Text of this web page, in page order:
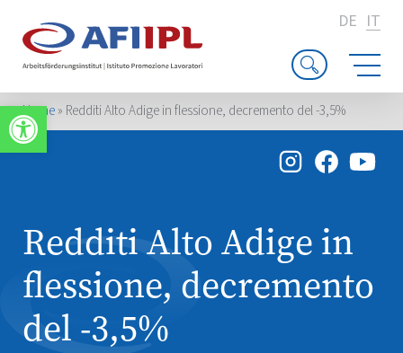
Apri la barra degli strumenti
DE IT
Home» Redditi Alto Adige in flessione, decremento del -3,5%
Redditi Alto Adige in
flessione, decremento
del -3,5%